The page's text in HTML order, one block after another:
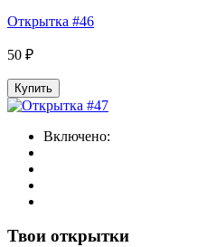
Открытка #46
50 ₽
Купить
Включено:
Твои открытки